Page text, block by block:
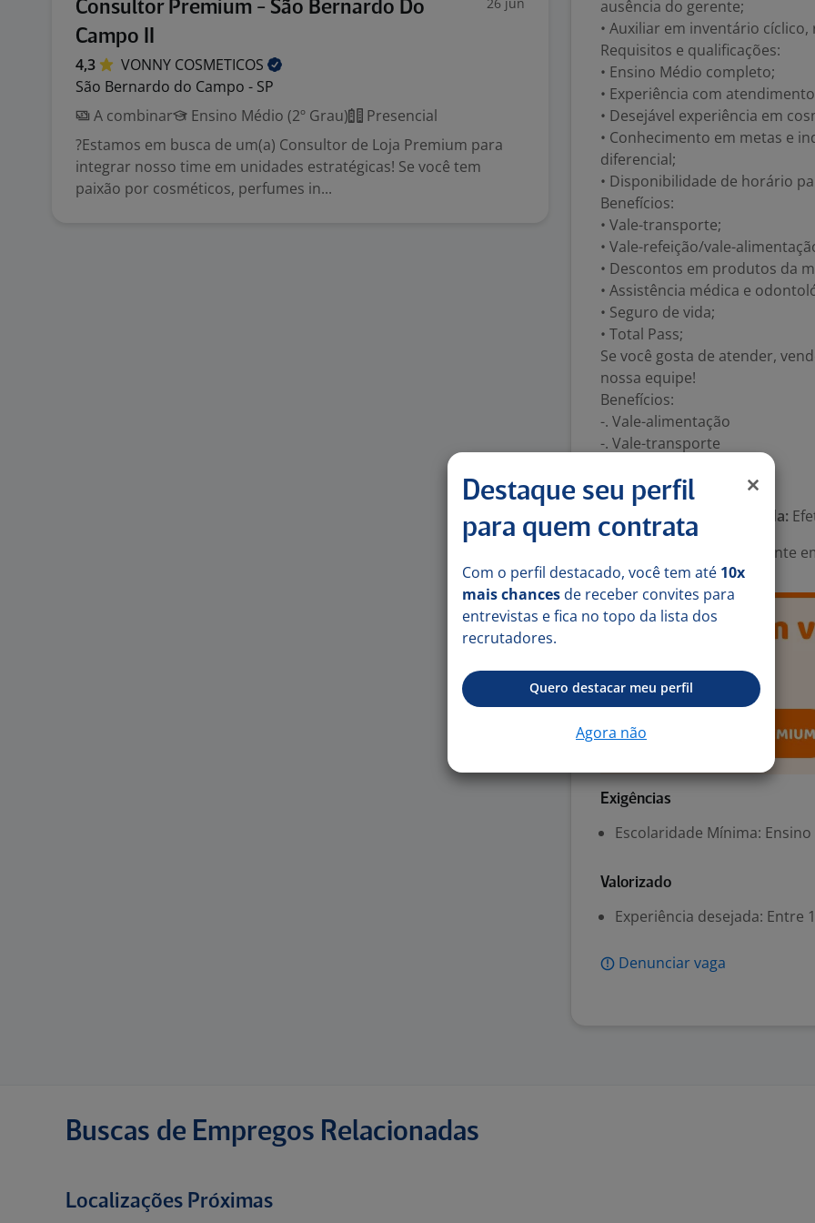
Consultor Premium - São Bernardo Do
Campo II
4,3 VONNY COSMETICOS
São Bernardo do Campo - SP
A combinar
Ensino Médio (2º Grau)
Presencial
?Estamos em busca de um(a) Consultor de Loja Premium para
integrar nosso time em unidades estratégicas! Se você tem
paixão por cosméticos, perfumes in...
ausência do gerente;
• Auxiliar em inventário
Requisitos e qualificações:
• Ensino Médio completo;
• Experiência com
• Desejável experiência em
• Conhecimento em metas e
diferencial;
• Disponibilidade de horário
Benefícios:
• Vale-transporte;
• Vale-refeição/vale-
• Descontos em produtos da
• Assistência médica e
• Seguro de vida;
• Total Pass;
Se você gosta de atender,
nossa equipe!
Benefícios:
-. Vale-alimentação
-. Vale-transporte
Número de vagas:
Tipo de contrato e Jornada:
Assistente
Exigências
Escolaridade Mínima: Ensino
Valorizado
Experiência desejada: Entre
Denunciar vaga
Buscas de Empregos Relacionadas
Localizações Próximas
Destaque seu perfil
para quem contrata
Com o perfil destacado, você tem até 10x
mais chances de receber convites para
entrevistas e fica no topo da lista dos
recrutadores.
Quero destacar meu perfil
Agora não